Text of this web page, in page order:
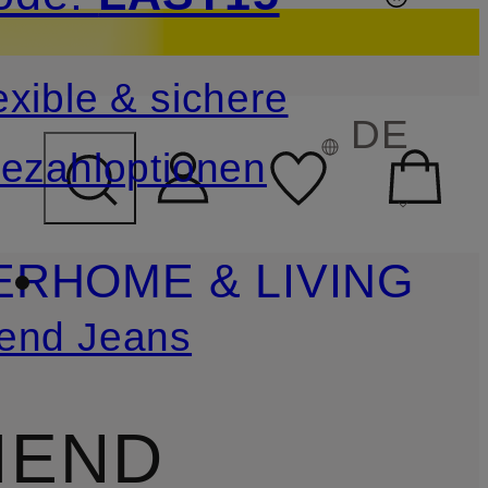
ÜBERSPRINGEN
& sichere
DE
HOME & LIVING
Jeans